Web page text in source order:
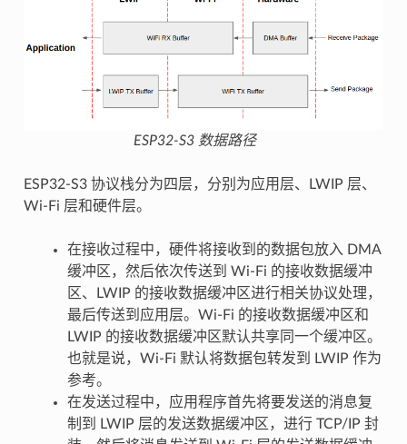
ESP32-S3 数据路径
ESP32-S3 协议栈分为四层，分别为应用层、LWIP 层、
Wi-Fi 层和硬件层。
在接收过程中，硬件将接收到的数据包放入 DMA
缓冲区，然后依次传送到 Wi-Fi 的接收数据缓冲
区、LWIP 的接收数据缓冲区进行相关协议处理，
最后传送到应用层。Wi-Fi 的接收数据缓冲区和
LWIP 的接收数据缓冲区默认共享同一个缓冲区。
也就是说，Wi-Fi 默认将数据包转发到 LWIP 作为
参考。
在发送过程中，应用程序首先将要发送的消息复
制到 LWIP 层的发送数据缓冲区，进行 TCP/IP 封